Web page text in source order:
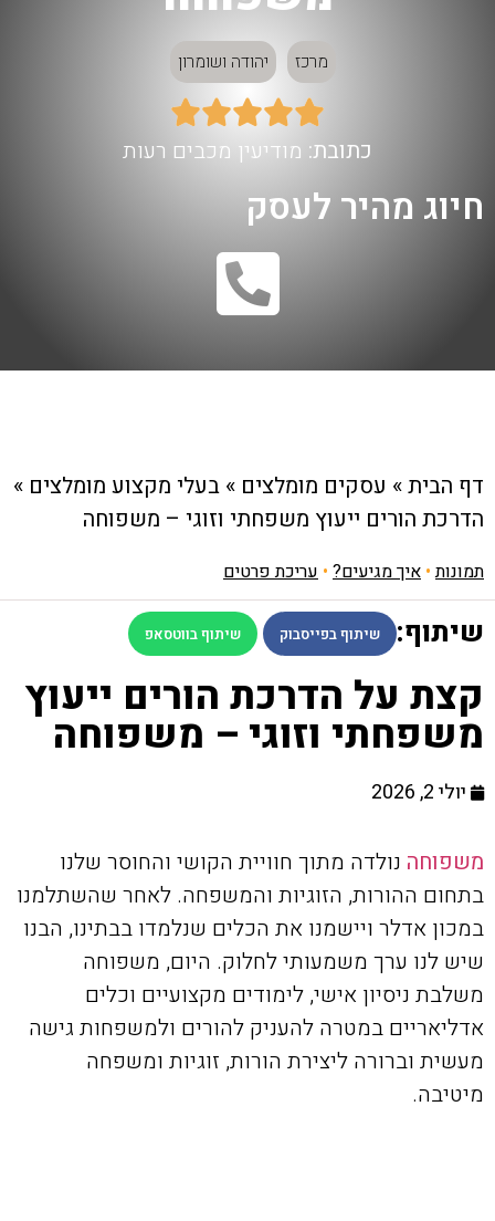
מרכז יהודה ושומרון





כתובת: מודיעין מכבים רעות
חיוג מהיר לעסק
דף הבית» עסקים מומלצים » בעלי מקצוע מומלצים »
הדרכת הורים ייעוץ משפחתי וזוגי – משפוחה
תמונות• איך מגיעים? • עריכת פרטים
שיתוף: שיתוף בפייסבוק שיתוף בווטסאפ
קצת על הדרכת הורים ייעוץ
משפחתי וזוגי – משפוחה
יולי 2, 2026
משפוחה נולדה מתוך חוויית הקושי והחוסר שלנו
בתחום ההורות, הזוגיות והמשפחה. לאחר שהשתלמנו
במכון אדלר ויישמנו את הכלים שנלמדו בבתינו, הבנו
שיש לנו ערך משמעותי לחלוק. היום, משפוחה
משלבת ניסיון אישי, לימודים מקצועיים וכלים
אדליאריים במטרה להעניק להורים ולמשפחות גישה
מעשית וברורה ליצירת הורות, זוגיות ומשפחה
מיטיבה.